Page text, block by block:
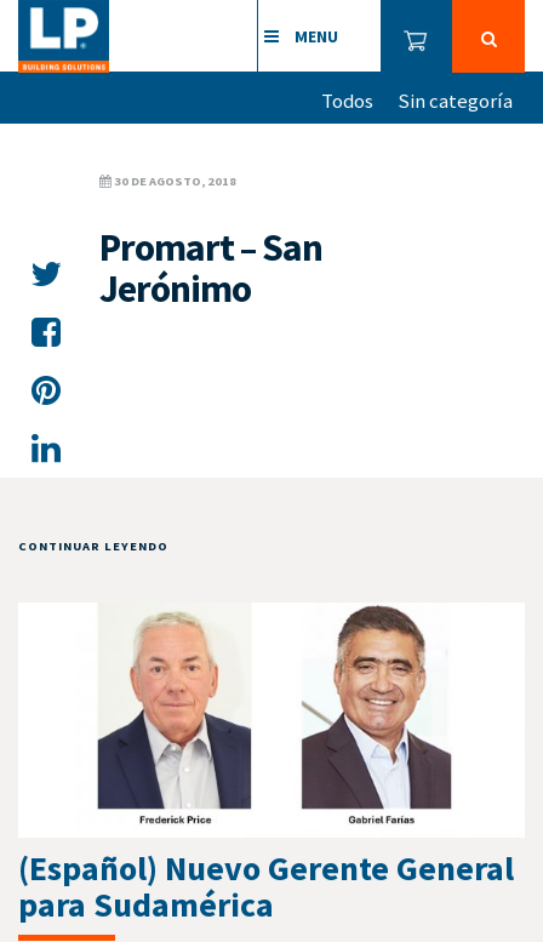
MENU
Todos Sin categoría
30 DE AGOSTO, 2018
Promart – San
Jerónimo
CONTINUAR LEYENDO
(Español) Nuevo Gerente General
para Sudamérica